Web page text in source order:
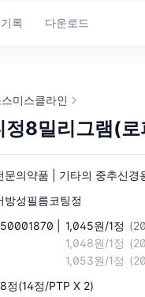
록 다운로드
미스클라인
정8밀리그램(
문의약품 | 기타의 중추신경
방성필름코팅정
| 1,045원/1정
1,048원/1정
1,053원/1정
정(14정/PTP X 2)